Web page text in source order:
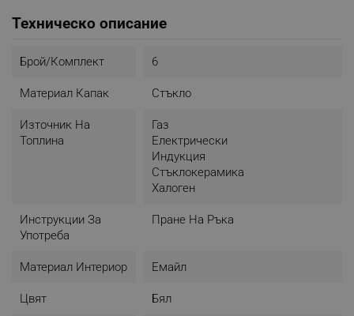
Техническо описание
Брой/комплект 6
Материал Капак Стъкло
Източник На
Топлина
Газ
Електрически
Индукция
Стъклокерамика
Халоген
Инструкции За
Употреба
Пране На Ръка
Материал Интериор Емайл
Цвят Бял